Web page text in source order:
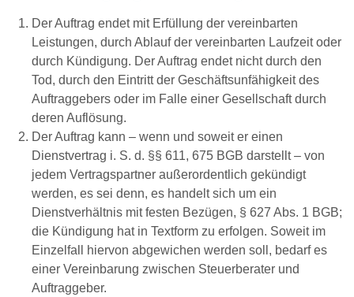
Der Auftrag endet mit Erfüllung der vereinbarten
Leistungen, durch Ablauf der vereinbarten Laufzeit oder
durch Kündigung. Der Auftrag endet nicht durch den
Tod, durch den Eintritt der Geschäftsunfähigkeit des
Auftraggebers oder im Falle einer Gesellschaft durch
deren Auflösung.
Der Auftrag kann – wenn und soweit er einen
Dienstvertrag i. S. d. §§ 611, 675 BGB darstellt – von
jedem Vertragspartner außerordentlich gekündigt
werden, es sei denn, es handelt sich um ein
Dienstverhältnis mit festen Bezügen, § 627 Abs. 1 BGB;
die Kündigung hat in Textform zu erfolgen. Soweit im
Einzelfall hiervon abgewichen werden soll, bedarf es
einer Vereinbarung zwischen Steuerberater und
Auftraggeber.